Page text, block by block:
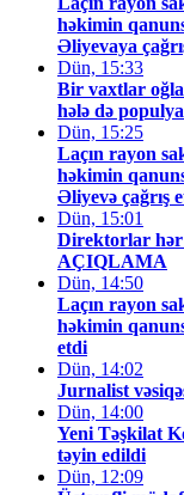
həkimin
Əliyevaya
Dün, 15:33
Bir vaxtlar
hələ də
Dün, 15:25
Laçın rayon
həkimin
Əliyevə çağrış
Dün, 15:01
Direktorlar hər
AÇIQLAMA
Dün, 14:50
Laçın rayon
həkimin
etdi
Dün, 14:02
Jurnalist
Dün, 14:00
Yeni Təşkilat
təyin edildi
Dün, 12:09